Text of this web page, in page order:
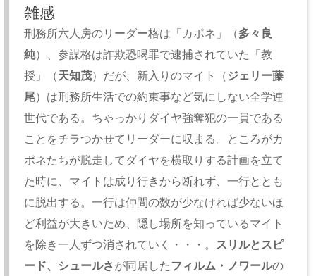
雑感
刑務所六人房のリーダー格は「カポネ」（多々良
純）、参謀格は詐欺恐喝罪で逮捕されていた「教
授」（天知茂）だが、新入りのマイト（ジェリー藤
尾）は刑務所生活での約束事など気にしない全学連
世代である。ちゃっかりダイヤ強奪犯の一員である
ことをチラつかせてリーダーに収まる。ところがカ
ポネたちが脱走してダイヤを横取りする計画を立て
た時に、マイトは成り行きから断れず、一行ととも
に脱出する。一行は仲間の数が少なければ少ないほ
ど利益が大きいため、隠し場所を知っているマイト
を除き一人ずつ消されていく・・・。 スリルとスピ
ード、シュールさが同居したフィルム・ノワールの